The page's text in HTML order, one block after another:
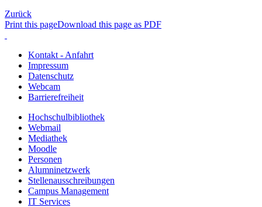
Zurück
Print this pageDownload this page as PDF
Kontakt - Anfahrt
Impressum
Datenschutz
Webcam
Barrierefreiheit
Hochschulbibliothek
Webmail
Mediathek
Moodle
Personen
Alumninetzwerk
Stellenausschreibungen
Campus Management
IT Services